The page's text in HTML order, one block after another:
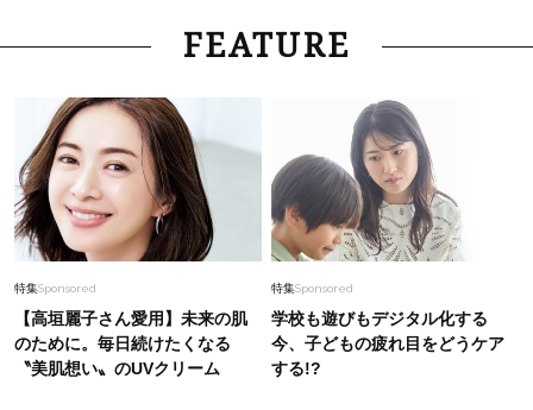
FEATURE
特集Sponsored
【高垣麗子さん愛用】未来の肌
のために。毎日続けたくなる
〝美肌想い〟のUVクリーム
特集Sponsored
学校も遊びもデジタル化する
今、子どもの疲れ目をどうケア
する!?